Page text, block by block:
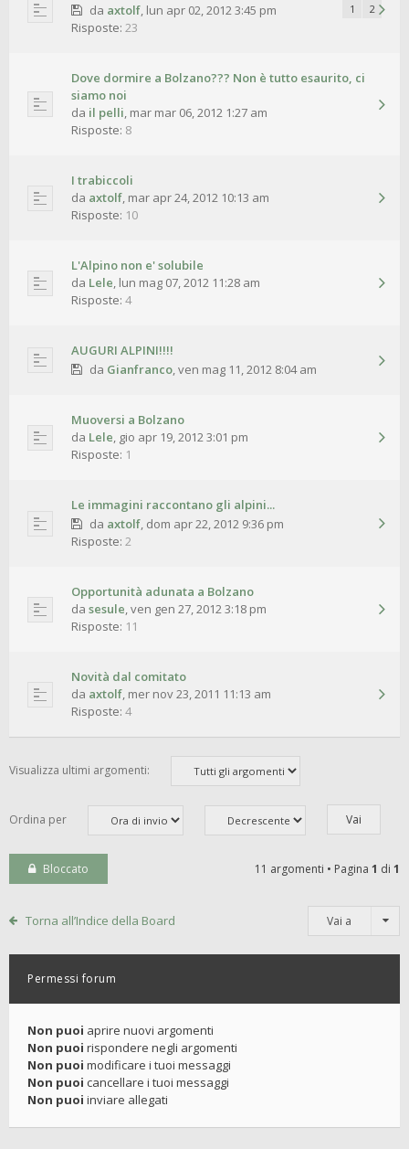
da axtolf, lun apr 02, 2012 3:45 pm 1 2
Risposte: 23
Dove dormire a Bolzano??? Non è tutto esaurito, ci
siamo noi
da il pelli, mar mar 06, 2012 1:27 am
Risposte: 8
I trabiccoli
da axtolf, mar apr 24, 2012 10:13 am
Risposte: 10
L'Alpino non e' solubile
da Lele, lun mag 07, 2012 11:28 am
Risposte: 4
AUGURI ALPINI!!!!
da Gianfranco,ven mag 11, 2012 8:04 am
Muoversi a Bolzano
da Lele, gio apr 19, 2012 3:01 pm
Risposte: 1
Le immagini raccontano gli alpini...
da axtolf, dom apr 22, 2012 9:36 pm
Risposte: 2
Opportunità adunata a Bolzano
da sesule,ven gen 27, 2012 3:18 pm
Risposte: 11
Novità dal comitato
da axtolf, mer nov 23, 2011 11:13 am
Risposte: 4
Visualizza ultimi argomenti:
Ordina per
Bloccato 11 argomenti • Pagina 1 di 1
Torna all’Indice della Board Vai a
Permessi forum
Non puoi aprire nuovi argomenti
Non puoi rispondere negli argomenti
Non puoi modificare i tuoi messaggi
Non puoi cancellare i tuoi messaggi
Non puoi inviare allegati